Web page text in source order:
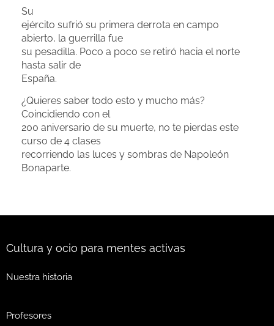
Su
ejército sufrió su primera derrota en campo
abierto, la guerrilla fue
su pesadilla. Poco a poco se retiró hacia el norte
hasta salir de
España.
¿Quieres saber todo esto y mucho más?
Coincidiendo con el
200 aniversario de su muerte, no te pierdas este
curso de 4 clases
recorriendo las luces y sombras de Napoleón
Bonaparte.
Cultura y ocio para mentes activas
Nuestra historia
Profesores